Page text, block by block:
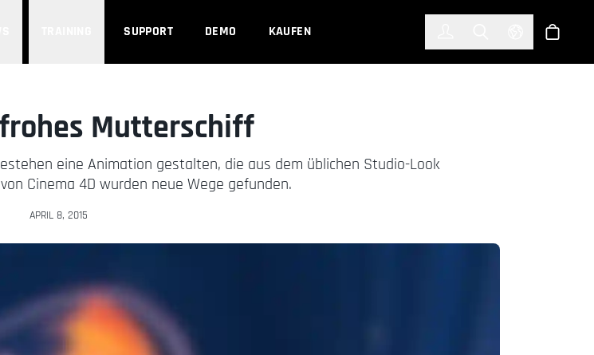
SUPPORT DEMO KAUFEN Select Shop
Mutterschiff
eine Animation gestalten, die aus dem üblichen Studio-Look
Cinema 4D wurden neue Wege gefunden.
APRIL 8, 2015